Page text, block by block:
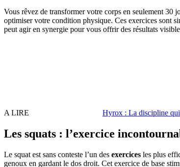
Vous rêvez de transformer votre corps en seulement 30
optimiser votre condition physique. Ces exercices sont
peut agir en synergie pour vous offrir des résultats
A LIRE Hyrox : La discipline qui
Les squats : l’exercice
Le squat est sans conteste l’un des exercices les plus
genoux en gardant le dos droit. Cet exercice de base